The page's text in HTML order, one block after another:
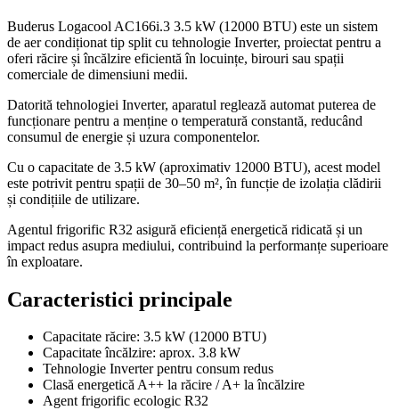
Buderus Logacool AC166i.3 3.5 kW (12000 BTU) este un sistem
de aer condiționat tip split cu tehnologie Inverter, proiectat pentru a
oferi răcire și încălzire eficientă în locuințe, birouri sau spații
comerciale de dimensiuni medii.
Datorită tehnologiei Inverter, aparatul reglează automat puterea de
funcționare pentru a menține o temperatură constantă, reducând
consumul de energie și uzura componentelor.
Cu o capacitate de 3.5 kW (aproximativ 12000 BTU), acest model
este potrivit pentru spații de 30–50 m², în funcție de izolația clădirii
și condițiile de utilizare.
Agentul frigorific R32 asigură eficiență energetică ridicată și un
impact redus asupra mediului, contribuind la performanțe superioare
în exploatare.
Caracteristici principale
Capacitate răcire: 3.5 kW (12000 BTU)
Capacitate încălzire: aprox. 3.8 kW
Tehnologie Inverter pentru consum redus
Clasă energetică A++ la răcire / A+ la încălzire
Agent frigorific ecologic R32